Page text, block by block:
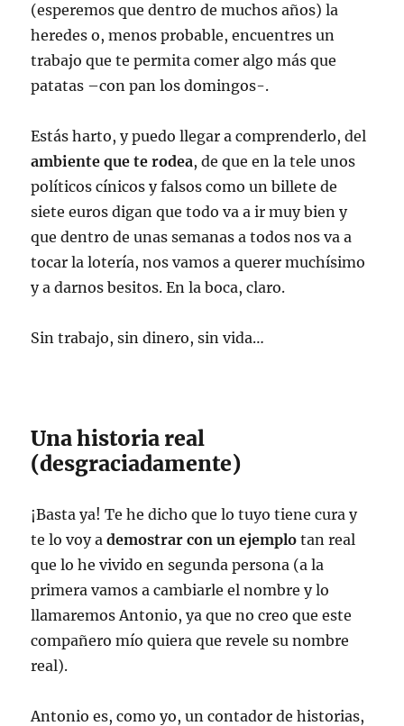
(esperemos que dentro de muchos años) la
heredes o, menos probable, encuentres un
trabajo que te permita comer algo más que
patatas –con pan los domingos-.
Estás harto, y puedo llegar a comprenderlo, del
ambiente que te rodea, de que en la tele unos
políticos cínicos y falsos como un billete de
siete euros digan que todo va a ir muy bien y
que dentro de unas semanas a todos nos va a
tocar la lotería, nos vamos a querer muchísimo
y a darnos besitos. En la boca, claro.
Sin trabajo, sin dinero, sin vida…
Una historia real
(desgraciadamente)
¡Basta ya! Te he dicho que lo tuyo tiene cura y
te lo voy ademostrar con un ejemplo tan real
que lo he vivido en segunda persona (a la
primera vamos a cambiarle el nombre y lo
llamaremos Antonio, ya que no creo que este
compañero mío quiera que revele su nombre
real).
Antonio es, como yo, un contador de historias,